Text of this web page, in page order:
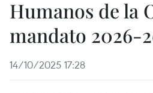
Humanos de la
mandato 2026-
14/10/2025 17:28